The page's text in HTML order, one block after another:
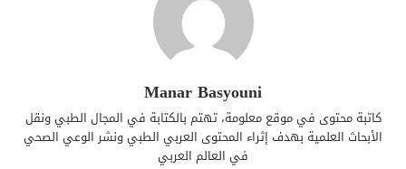
Manar Basyouni
كاتبة محتوى في موقع معلومة، تهتم بالكتابة في المجال الطبي ونقل
الأبحاث العلمية بهدف إثراء المحتوى العربي الطبي ونشر الوعي الصحي
في العالم العربي